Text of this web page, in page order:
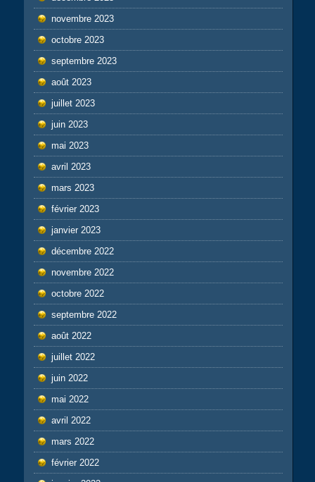
novembre 2023
octobre 2023
septembre 2023
août 2023
juillet 2023
juin 2023
mai 2023
avril 2023
mars 2023
février 2023
janvier 2023
décembre 2022
novembre 2022
octobre 2022
septembre 2022
août 2022
juillet 2022
juin 2022
mai 2022
avril 2022
mars 2022
février 2022